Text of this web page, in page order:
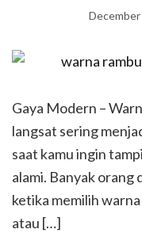
Gaya Modern –
langsat sering
saat kamu ingin
alami. Banyak orang
ketika memilih
atau […]